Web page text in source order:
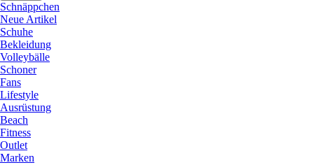
Schnäppchen
Neue Artikel
Schuhe
Bekleidung
Volleybälle
Schoner
Fans
Lifestyle
Ausrüstung
Beach
Fitness
Outlet
Marken